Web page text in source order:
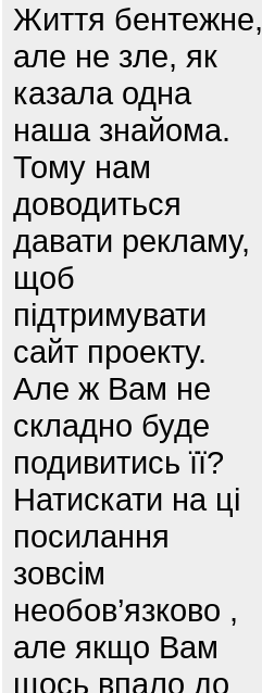
Життя бентежне,
але не зле, як
казала одна
наша знайома.
Тому нам
доводиться
давати рекламу,
щоб
підтримувати
сайт проекту.
Але ж Вам не
складно буде
подивитись її?
Натискати на ці
посилання
зовсім
необов’язково ,
але якщо Вам
щось впало до